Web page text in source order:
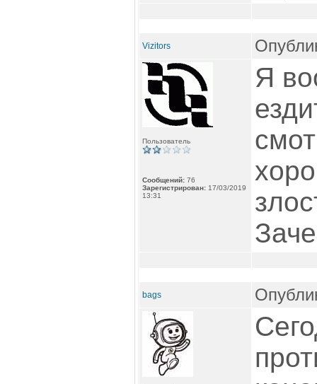
Vizitors
Пользователь
Сообщений: 76
Зарегистрирован: 17/03/2019
13:31
Я
bags